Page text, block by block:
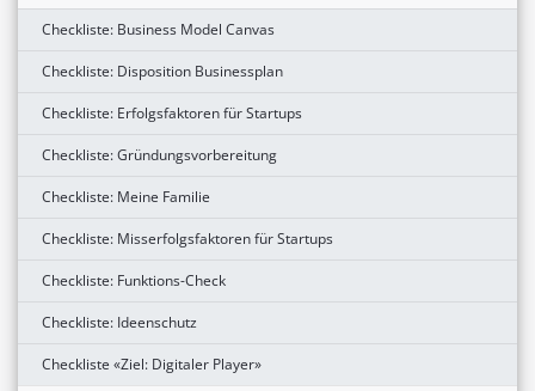
Checkliste: Business Model Canvas
Checkliste: Disposition Businessplan
Checkliste: Erfolgsfaktoren für Startups
Checkliste: Gründungsvorbereitung
Checkliste: Meine Familie
Checkliste: Misserfolgsfaktoren für Startups
Checkliste: Funktions-Check
Checkliste: Ideenschutz
Checkliste «Ziel: Digitaler Player»